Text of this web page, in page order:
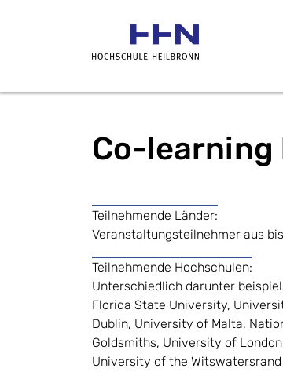
Co-learning
Teilnehmende Länder:
Veranstaltungsteilnehmer aus
Teilnehmende Hochschulen:
Unterschiedlich darunter
Florida State University,
Dublin, University of Malta,
Goldsmiths, University of
University of the